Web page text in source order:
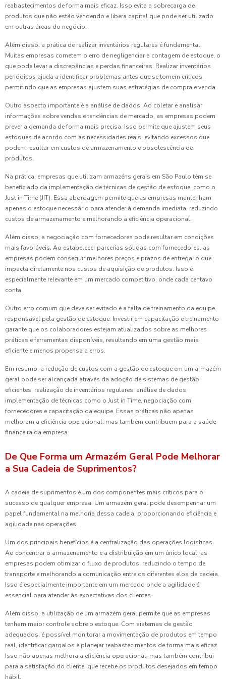
reabastecimentos de forma mais eficaz. Isso evita a sobrecarga de
produtos que não estão vendendo e libera capital que pode ser utilizado
em outras áreas do negócio.
Além disso, a prática de realizar inventários regulares é fundamental.
Muitas empresas cometem o erro de negligenciar a contagem de estoque, o
que pode levar a discrepâncias e perdas financeiras. Realizar inventários
periódicos ajuda a identificar problemas antes que se tornem críticos,
permitindo que as empresas ajustem suas estratégias de compra e venda.
Outro aspecto importante é a análise de dados. Ao coletar e analisar
informações sobre vendas e tendências de mercado, as empresas podem
prever a demanda de forma mais precisa. Isso permite que ajustem seus
estoques de acordo com as necessidades reais, evitando excessos que
podem resultar em custos de armazenamento e obsolescência de
produtos.
Na prática, empresas que utilizam armazéns gerais em São Paulo têm se
beneficiado da implementação de técnicas de gestão de estoque, como o
Just in Time (JIT). Essa abordagem permite que as empresas mantenham
apenas o estoque necessário para atender à demanda imediata, reduzindo
custos de armazenamento e melhorando a eficiência operacional.
Além disso, a negociação com fornecedores pode resultar em condições
mais favoráveis. Ao estabelecer parcerias sólidas com fornecedores, as
empresas podem conseguir melhores preços e prazos de entrega, o que
impacta diretamente nos custos de aquisição de produtos. Isso é
especialmente relevante em um mercado competitivo, onde cada centavo
conta.
Outro erro comum que deve ser evitado é a falta de treinamento da equipe
responsável pela gestão de estoque. Investir em capacitação e treinamento
garante que os colaboradores estejam atualizados sobre as melhores
práticas e ferramentas disponíveis, resultando em uma gestão mais
eficiente e menos propensa a erros.
Em resumo, a redução de custos com a gestão de estoque em um armazém
geral pode ser alcançada através da adoção de sistemas de gestão
eficientes, realização de inventários regulares, análise de dados,
implementação de técnicas como o Just in Time, negociação com
fornecedores e capacitação da equipe. Essas práticas não apenas
melhoram a eficiência operacional, mas também contribuem para a saúde
financeira da empresa.
De Que Forma um Armazém Geral Pode Melhorar
a Sua Cadeia de Suprimentos?
A cadeia de suprimentos é um dos componentes mais críticos para o
sucesso de qualquer empresa. Um armazém geral pode desempenhar um
papel fundamental na melhoria dessa cadeia, proporcionando eficiência e
agilidade nas operações.
Um dos principais benefícios é a centralização das operações logísticas.
Ao concentrar o armazenamento e a distribuição em um único local, as
empresas podem otimizar o fluxo de produtos, reduzindo o tempo de
transporte e melhorando a comunicação entre os diferentes elos da cadeia.
Isso é especialmente importante em um mercado onde a agilidade é
essencial para atender às expectativas dos clientes.
Além disso, a utilização de um armazém geral permite que as empresas
tenham maior controle sobre o estoque. Com sistemas de gestão
adequados, é possível monitorar a movimentação de produtos em tempo
real, identificar gargalos e planejar reabastecimentos de forma mais eficaz.
Isso não apenas melhora a eficiência operacional, mas também contribui
para a satisfação do cliente, que recebe os produtos desejados em tempo
hábil.